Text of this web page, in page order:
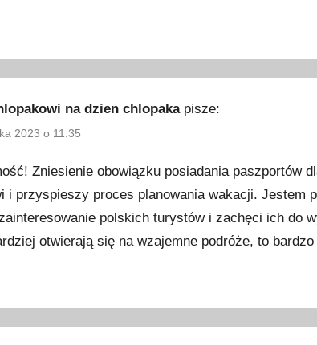
na dzien chlopaka pisze:
2023 o 11:35
Zniesienie obowiązku posiadania paszportów
i przyspieszy proces planowania wakacji. Jestem
polskich turystów i zachęci ich do
otwierają się na wzajemne podróże, to